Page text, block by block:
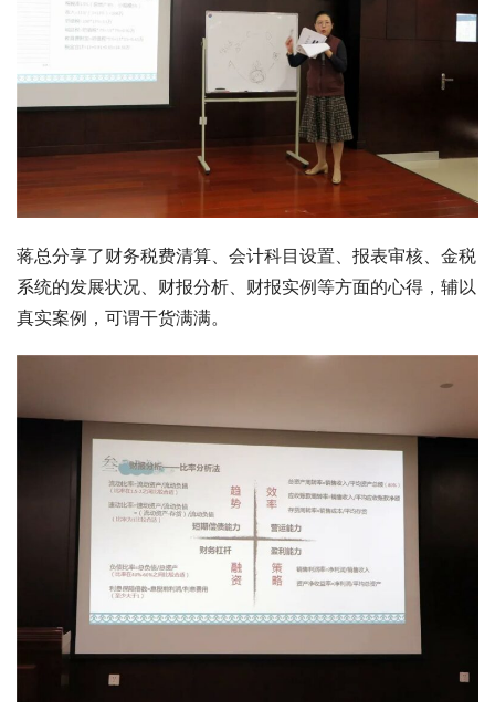
蒋总分享了财务税费清算、会计科目设置、报表审核、金税
系统的发展状况、财报分析、财报实例等方面的心得，辅以
真实案例，可谓干货满满。